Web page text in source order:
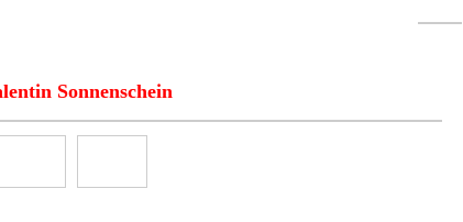
Sonnenschein